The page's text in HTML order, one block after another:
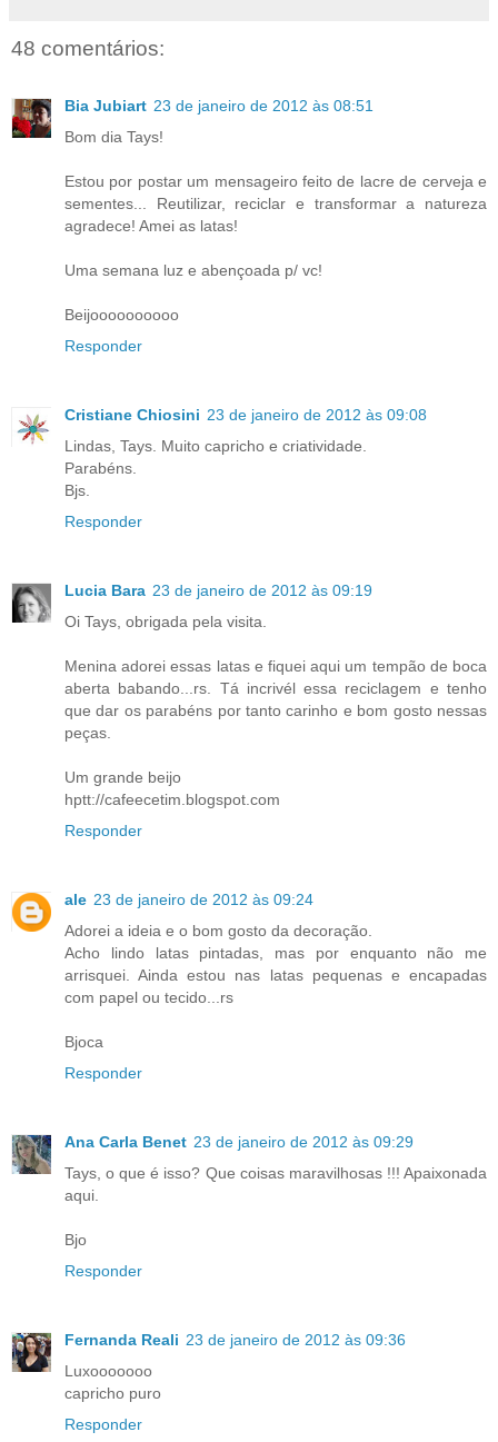
48 comentários:
Bia Jubiart 23 de janeiro de 2012 às 08:51
Bom dia Tays!
Estou por postar um mensageiro feito de lacre de cerveja e
sementes... Reutilizar, reciclar e transformar a natureza
agradece! Amei as latas!
Uma semana luz e abençoada p/ vc!
Beijoooooooooo
Responder
Cristiane Chiosini 23 de janeiro de 2012 às 09:08
Lindas, Tays. Muito capricho e criatividade.
Parabéns.
Bjs.
Responder
Lucia Bara 23 de janeiro de 2012 às 09:19
Oi Tays, obrigada pela visita.
Menina adorei essas latas e fiquei aqui um tempão de boca
aberta babando...rs. Tá incrivél essa reciclagem e tenho
que dar os parabéns por tanto carinho e bom gosto nessas
peças.
Um grande beijo
hptt://cafeecetim.blogspot.com
Responder
ale 23 de janeiro de 2012 às 09:24
Adorei a ideia e o bom gosto da decoração.
Acho lindo latas pintadas, mas por enquanto não me
arrisquei. Ainda estou nas latas pequenas e encapadas
com papel ou tecido...rs
Bjoca
Responder
Ana Carla Benet 23 de janeiro de 2012 às 09:29
Tays, o que é isso? Que coisas maravilhosas !!! Apaixonada
aqui.
Bjo
Responder
Fernanda Reali 23 de janeiro de 2012 às 09:36
Luxooooooo
capricho puro
Responder